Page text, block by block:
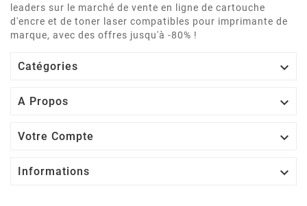
leaders sur le marché de vente en ligne de cartouche
d'encre et de toner laser compatibles pour imprimante de
marque, avec des offres jusqu'à -80% !
Catégories 
A Propos 
Votre Compte 
Informations 